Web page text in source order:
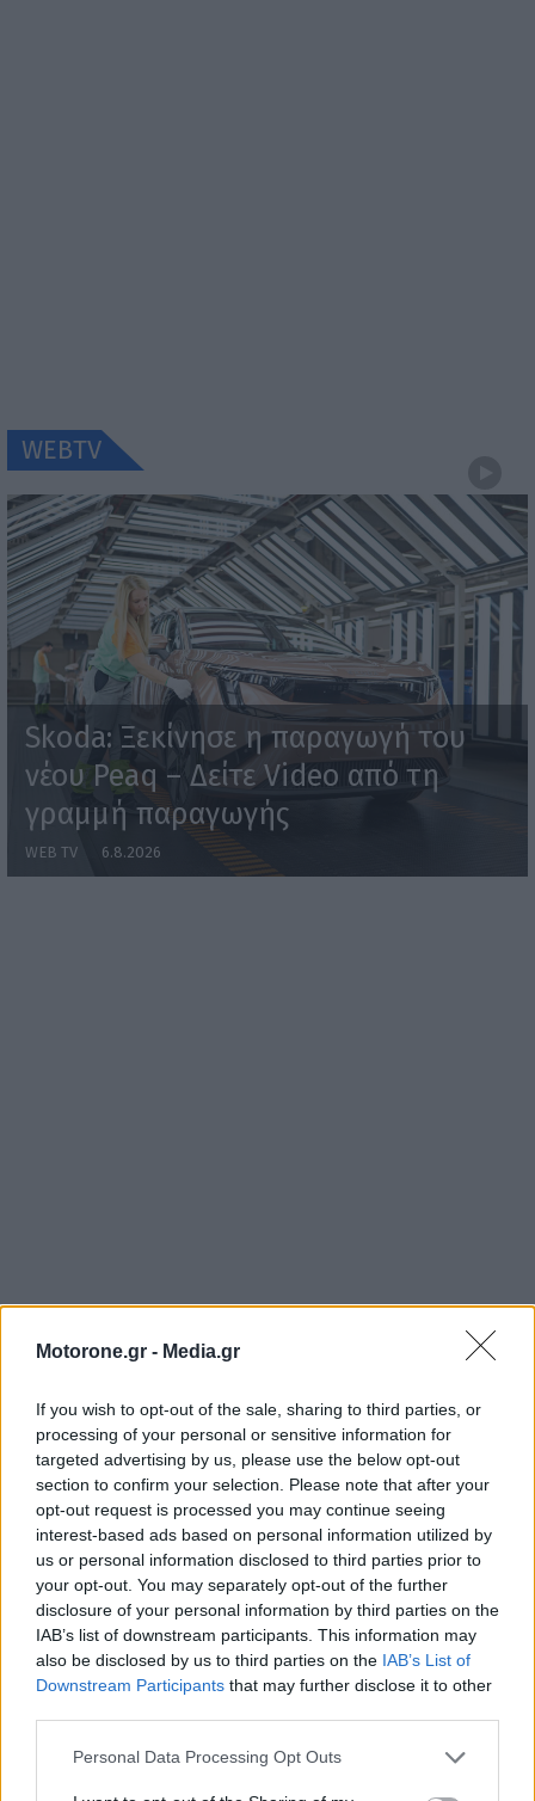
Motorone.gr - Media.gr
If you wish to opt-out of the sale, sharing to third parties, or
processing of your personal or sensitive information for
targeted advertising by us, please use the below opt-out
section to confirm your selection. Please note that after your
opt-out request is processed you may continue seeing
interest-based ads based on personal information utilized by
us or personal information disclosed to third parties prior to
your opt-out. You may separately opt-out of the further
disclosure of your personal information by third parties on the
IAB’s list of downstream participants. This information may
also be disclosed by us to third parties on the IAB’s List of
Downstream Participants that may further disclose it to other
Personal Data Processing Opt Outs
WEBTV
Skoda: Ξεκίνησε η παραγωγή του
νέου Peaq – Δείτε Video από τη
γραμμή παραγωγής
WEB TV 6.8.2026
ΕΠΙΚΑΙΡΟΤΗΤΑ
ΠΑΡΟΥΣΙΑΣΕΙΣ